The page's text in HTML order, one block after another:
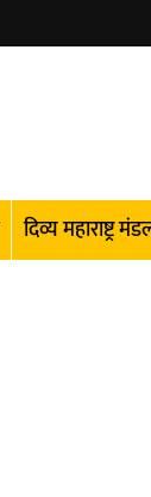
दिव्य महाराष्ट्र